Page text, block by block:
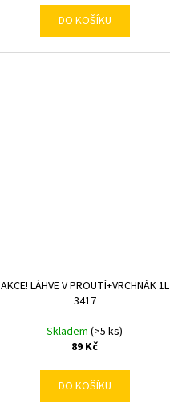
DO KOŠÍKU
AKCE! LÁHVE V PROUTÍ+VRCHNÁK 1L
3417
Skladem(>5 ks)
89 Kč
DO KOŠÍKU